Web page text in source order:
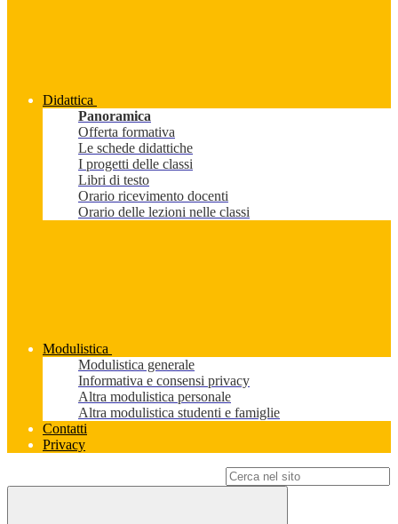
Didattica
Panoramica
Offerta formativa
Le schede didattiche
I progetti delle classi
Libri di testo
Orario ricevimento docenti
Orario delle lezioni nelle classi
Modulistica
Modulistica generale
Informativa e consensi privacy
Altra modulistica personale
Altra modulistica studenti e famiglie
Contatti
Privacy